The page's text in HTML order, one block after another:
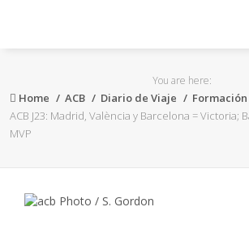
ACB
FEB
You are here:
Home ACB Diario de Viaje
Formación
ACB J23: Madrid, València y Barcelona = Victoria;
MVP